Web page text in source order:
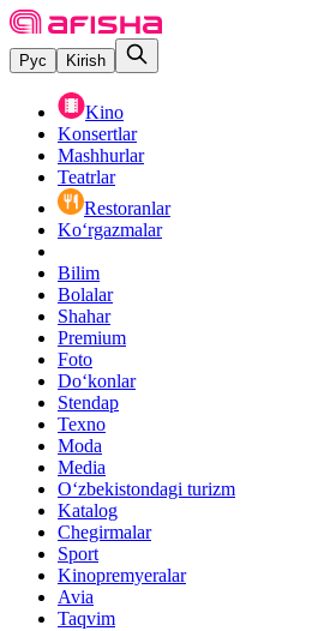
Рус Kirish
Kino
Konsertlar
Mashhurlar
Teatrlar
Restoranlar
Ko‘rgazmalar
Bilim
Bolalar
Shahar
Premium
Foto
Do‘konlar
Stendap
Texno
Moda
Media
O‘zbekistondagi turizm
Katalog
Chegirmalar
Sport
Kinopremyeralar
Avia
Taqvim